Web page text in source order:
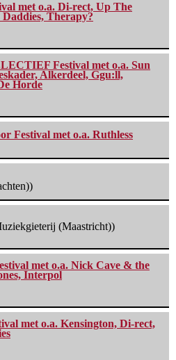
met o.a. Di-rect, Up The
Therapy?
Festival met o.a. Sun
Alkerdeel, Ggu:ll,
Horde
Festival met o.a. Ruthless
(Maastricht))
met o.a. Nick Cave & the
Interpol
met o.a. Kensington, Di-rect,